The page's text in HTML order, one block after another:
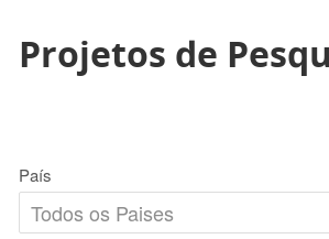
Projetos de
País